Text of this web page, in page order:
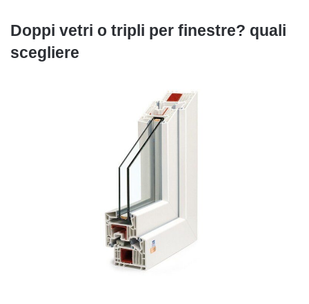
Doppi vetri o tripli per finestre? quali
scegliere